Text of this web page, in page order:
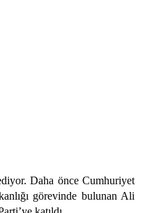
Daha önce Cumhuriyet
görevinde bulunan Ali